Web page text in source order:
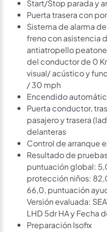
Start/Stop parada y
Puerta trasera con
Sistema de alarma
freno con asistencia
antiatropello
del conductor de 0
visual/ acústico y
/ 30 mph
Encendido
Puerta conductor,
pasajero y trasera
delanteras
Control de arranque
Resultado de
puntuación global:
protección niños:
66,0, puntuación
Versión evaluada:
LHD 5dr HA y Fecha
Preparación Isofix